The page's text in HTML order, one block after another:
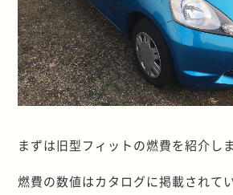
まずは旧型フィットの燃費を紹介しま
燃費の数値はカタログに掲載されて